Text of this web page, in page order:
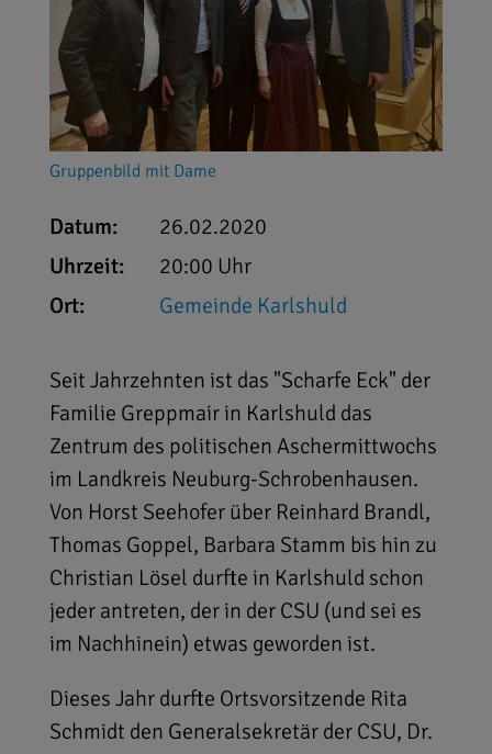
Gruppenbild mit Dame
Datum:
26.02.2020
Uhrzeit:
20:00 Uhr
Ort:
Gemeinde Karlshuld
Seit Jahrzehnten ist das "Scharfe Eck" der
Familie Greppmair in Karlshuld das
Zentrum des politischen Aschermittwochs
im Landkreis Neuburg-Schrobenhausen.
Von Horst Seehofer über Reinhard Brandl,
Thomas Goppel, Barbara Stamm bis hin zu
Christian Lösel durfte in Karlshuld schon
jeder antreten, der in der CSU (und sei es
im Nachhinein) etwas geworden ist.
Dieses Jahr durfte Ortsvorsitzende Rita
Schmidt den Generalsekretär der CSU, Dr.